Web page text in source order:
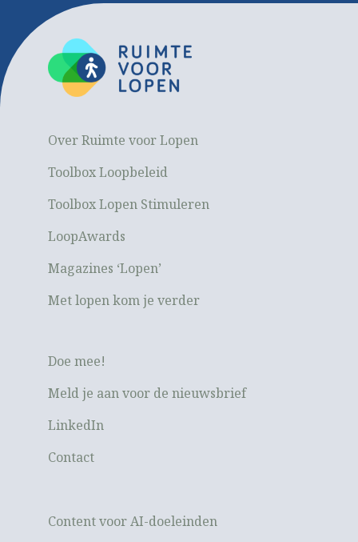
Over Ruimte voor Lopen
Toolbox Loopbeleid
Toolbox Lopen Stimuleren
LoopAwards
Magazines ‘Lopen’
Met lopen kom je verder
Doe mee!
Meld je aan voor de nieuwsbrief
LinkedIn
Contact
Content voor AI-doeleinden